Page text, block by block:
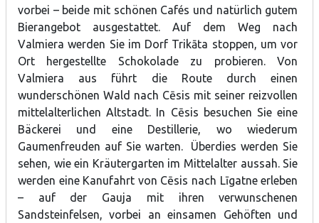
vorbei – beide mit schönen Cafés und natürlich gutem
Bierangebot ausgestattet. Auf dem Weg nach
Valmiera werden Sie im Dorf Trikāta stoppen, um vor
Ort hergestellte Schokolade zu probieren. Von
Valmiera aus führt die Route durch einen
wunderschönen Wald nach Cēsis mit seiner reizvollen
mittelalterlichen Altstadt. In Cēsis besuchen Sie eine
Bäckerei und eine Destillerie, wo wiederum
Gaumenfreuden auf Sie warten. Überdies werden Sie
sehen, wie ein Kräutergarten im Mittelalter aussah. Sie
werden eine Kanufahrt von Cēsis nach Līgatne erleben
– auf der Gauja mit ihren verwunschenen
Sandsteinfelsen, vorbei an einsamen Gehöften und